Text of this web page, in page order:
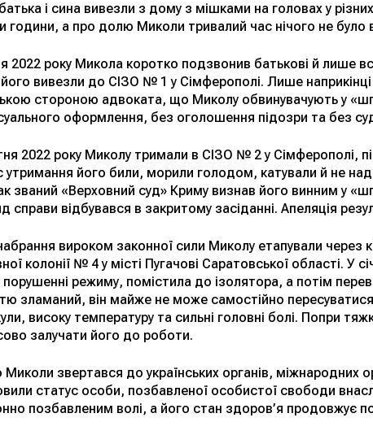
і сина вивезли з дому з мішками на головах у
години, а про долю Миколи тривалий час нічого не було
2022 року Микола коротко подзвонив батькові й лише
його вивезли до СІЗО № 1 у Сімферополі. Лише
стороною адвоката, що Миколу обвинувачують у
оформлення, без оголошення підозри та без
2022 року Миколу тримали в СІЗО № 2 у Сімферополі,
утримання його били, морили голодом, катували й не
званий «Верховний суд» Криму визнав його винним у
справи відбувався в закритому засіданні. Апеляція
вироком законної сили Миколу етапували
колонії № 4 у місті Пугачові Саратовської області. У
порушенні режиму, помістила до ізолятора, а потім
зламаний, він майже не може самостійно
високу температуру та сильні головні болі. Попри
залучати його до роботи.
Миколи звертався до українських органів, міжнародних
статус особи, позбавленої особистої свободи
позбавленим волі, а його стан здоров’я продовжує